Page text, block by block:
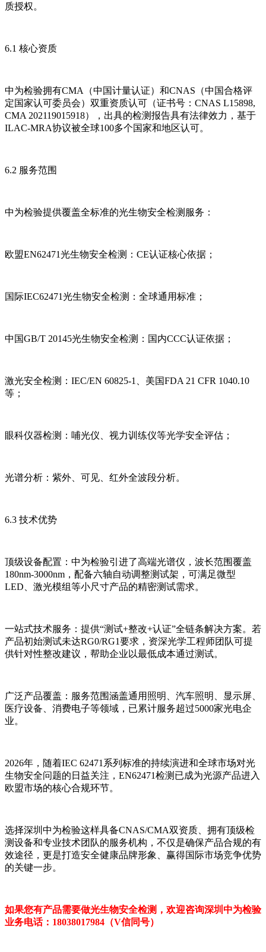
质授权。
6.1 核心资质
中为检验拥有CMA（中国计量认证）和CNAS（中国合格评
定国家认可委员会）双重资质认可（证书号：CNAS L15898,
CMA 202119015918），出具的检测报告具有法律效力，基于
ILAC-MRA协议被全球100多个国家和地区认可。
6.2 服务范围
中为检验提供覆盖全标准的光生物安全检测服务：
欧盟EN62471光生物安全检测：CE认证核心依据；
国际IEC62471光生物安全检测：全球通用标准；
中国GB/T 20145光生物安全检测：国内CCC认证依据；
激光安全检测：IEC/EN 60825-1、美国FDA 21 CFR 1040.10
等；
眼科仪器检测：哺光仪、视力训练仪等光学安全评估；
光谱分析：紫外、可见、红外全波段分析。
6.3 技术优势
顶级设备配置：中为检验引进了高端光谱仪，波长范围覆盖
180nm-3000nm，配备六轴自动调整测试架，可满足微型
LED、激光模组等小尺寸产品的精密测试需求。
一站式技术服务：提供“测试+整改+认证”全链条解决方案。若
产品初始测试未达RG0/RG1要求，资深光学工程师团队可提
供针对性整改建议，帮助企业以最低成本通过测试。
广泛产品覆盖：服务范围涵盖通用照明、汽车照明、显示屏、
医疗设备、消费电子等领域，已累计服务超过5000家光电企
业。
2026年，随着IEC 62471系列标准的持续演进和全球市场对光
生物安全问题的日益关注，EN62471检测已成为光源产品进入
欧盟市场的核心合规环节。
选择深圳中为检验这样具备CNAS/CMA双资质、拥有顶级检
测设备和专业技术团队的服务机构，不仅是确保产品合规的有
效途径，更是打造安全健康品牌形象、赢得国际市场竞争优势
的关键一步。
如果您有产品需要做光生物安全检测，欢迎咨询深圳中为检验
业务电话：18038017984（V信同号）